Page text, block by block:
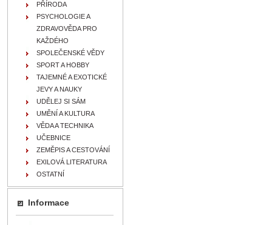
PŘÍRODA
PSYCHOLOGIE A
ZDRAVOVĚDA PRO
KAŽDÉHO
SPOLEČENSKÉ VĚDY
SPORT A HOBBY
TAJEMNÉ A EXOTICKÉ
JEVY A NAUKY
UDĚLEJ SI SÁM
UMĚNÍ A KULTURA
VĚDA A TECHNIKA
UČEBNICE
ZEMĚPIS A CESTOVÁNÍ
EXILOVÁ LITERATURA
OSTATNÍ
Informace